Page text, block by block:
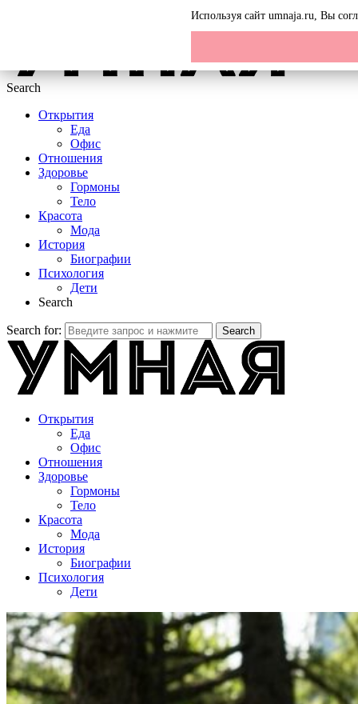
Search
Открытия
Еда
Офис
Отношения
Здоровье
Гормоны
Тело
Красота
Мода
История
Биографии
Психология
Дети
Search
Search for: Search
Открытия
Еда
Офис
Отношения
Здоровье
Гормоны
Тело
Красота
Мода
История
Биографии
Психология
Дети
Используя сайт umnaja.ru, Вы